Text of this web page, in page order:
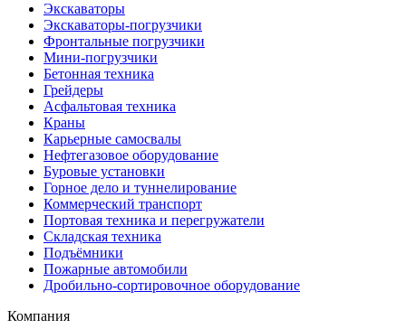
Экскаваторы
Экскаваторы-погрузчики
Фронтальные погрузчики
Мини-погрузчики
Бетонная техника
Грейдеры
Асфальтовая техника
Краны
Карьерные самосвалы
Нефтегазовое оборудование
Буровые установки
Горное дело и туннелирование
Коммерческий транспорт
Портовая техника и перегружатели
Складская техника
Подъёмники
Пожарные автомобили
Дробильно-сортировочное оборудование
Компания